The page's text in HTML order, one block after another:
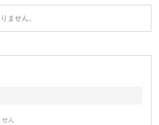
ません。
ん